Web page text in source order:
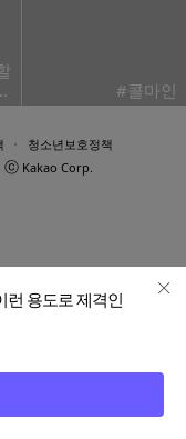
#콜마인
청소년보호정책
ⓒ Kakao Corp.
런 용도로 제격인